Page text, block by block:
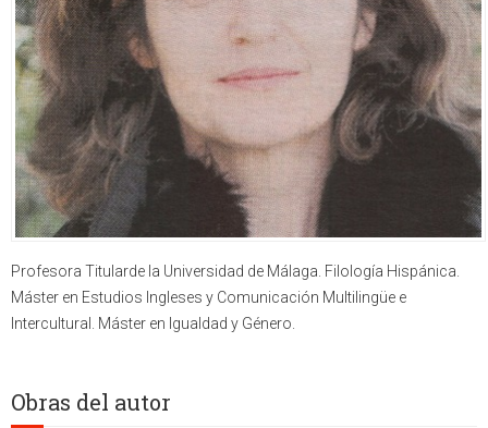
Profesora Titularde la Universidad de Málaga. Filología Hispánica.
Máster en Estudios Ingleses y Comunicación Multilingüe e
Intercultural. Máster en Igualdad y Género.
Obras del autor